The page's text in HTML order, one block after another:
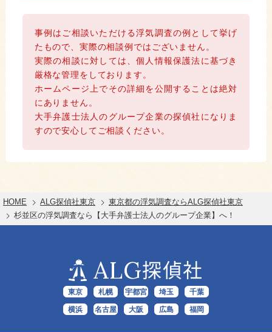
事例はご相談いただける浮気調査の例として挙げ
たもので、実際の相談例ではございません。
実際の相談に対しては、個人情報保護法に基づき
厳格な管理をしております。
ホームページ上でその詳細を公開することは絶対
にありません。
大手弁護士法人のグループ企業の探偵社になりま
すので安心してご相談ください。
HOME ALG探偵社東京
東京都の浮気調査ならALG探偵社東京
杉並区の浮気調査なら【大手弁護士法人のグループ企業】へ！
ALG探偵社
東京 札幌 宇都宮 埼玉 千葉
横浜 名古屋 大阪 広島 福岡